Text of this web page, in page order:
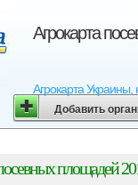
Агрокарта
Агрокарта
Добавить
площадей